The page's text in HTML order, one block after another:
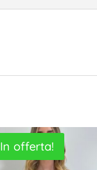
In offerta!